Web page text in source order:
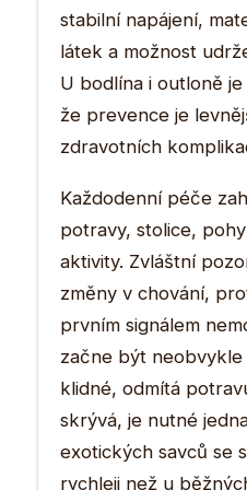
stabilní napájení,
látek a možnost
U bodlína i outloně
že prevence je
zdravotních
Každodenní péče
potravy, stolice,
aktivity. Zvláštní
změny v chování,
prvním signálem
začne být
klidné, odmítá
skrývá, je nutné
exotických savců se
rychleji než u